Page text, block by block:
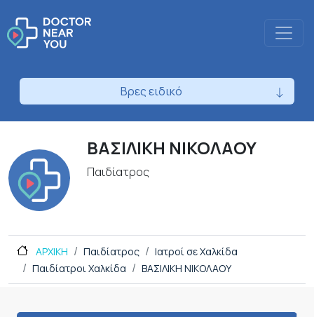
Βρες ειδικό
ΒΑΣΙΛΙΚΗ ΝΙΚΟΛΑΟΥ
Παιδίατρος
ΑΡΧΙΚΗ Παιδίατρος
Ιατροί σε Χαλκίδα
Παιδίατροι Χαλκίδα
ΒΑΣΙΛΙΚΗ ΝΙΚΟΛΑΟΥ